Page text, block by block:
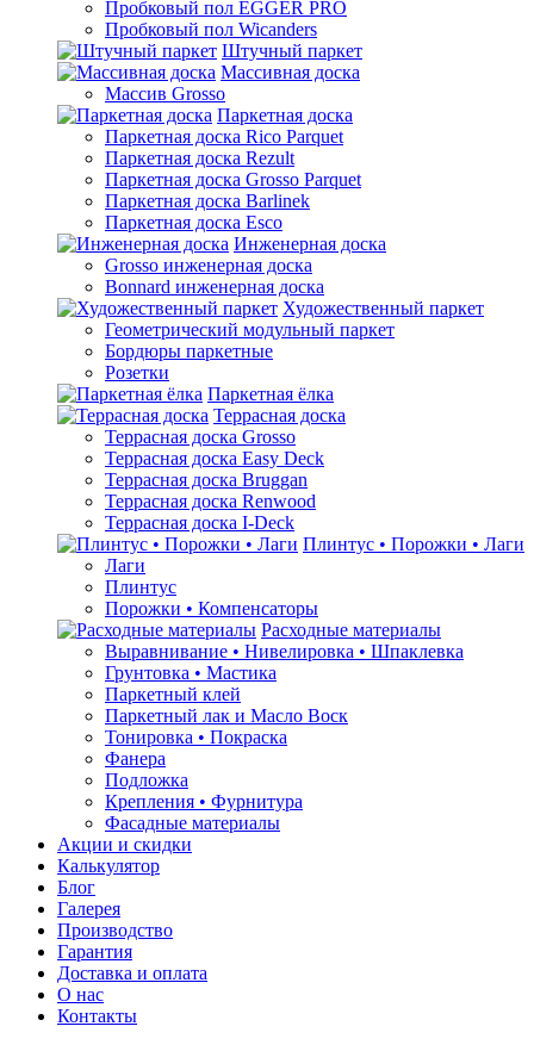
Пробковый пол EGGER PRO
Пробковый пол Wicanders
Штучный паркет
Массивная доска
Массив Grosso
Паркетная доска
Паркетная доска Rico Parquet
Паркетная доска Rezult
Паркетная доска Grosso Parquet
Паркетная доска Barlinek
Паркетная доска Esco
Инженерная доска
Grosso инженерная доска
Bonnard инженерная доска
Художественный паркет
Геометрический модульный паркет
Бордюры паркетные
Розетки
Паркетная ёлка
Террасная доска
Террасная доска Grosso
Террасная доска Easy Deck
Террасная доска Bruggan
Террасная доска Renwood
Террасная доска I-Deck
Плинтус • Порожки • Лаги
Лаги
Плинтус
Порожки • Компенсаторы
Расходные материалы
Выравнивание • Нивелировка • Шпаклевка
Грунтовкa • Мастика
Паркетный клей
Паркетный лак и Масло Воск
Тонировка • Покраска
Фанера
Подложка
Крепления • Фурнитура
Фасадные материалы
Акции и скидки
Калькулятор
Блог
Галерея
Производство
Гарантия
Доставка и оплата
О нас
Контакты